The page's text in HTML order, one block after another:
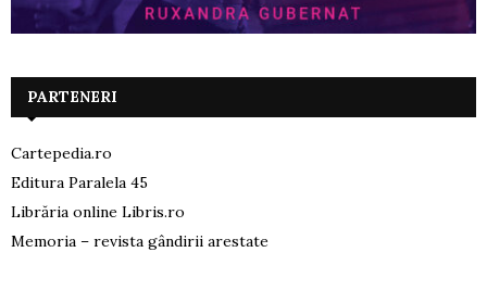
PARTENERI
Cartepedia.ro
Editura Paralela 45
Librăria online Libris.ro
Memoria – revista gândirii arestate